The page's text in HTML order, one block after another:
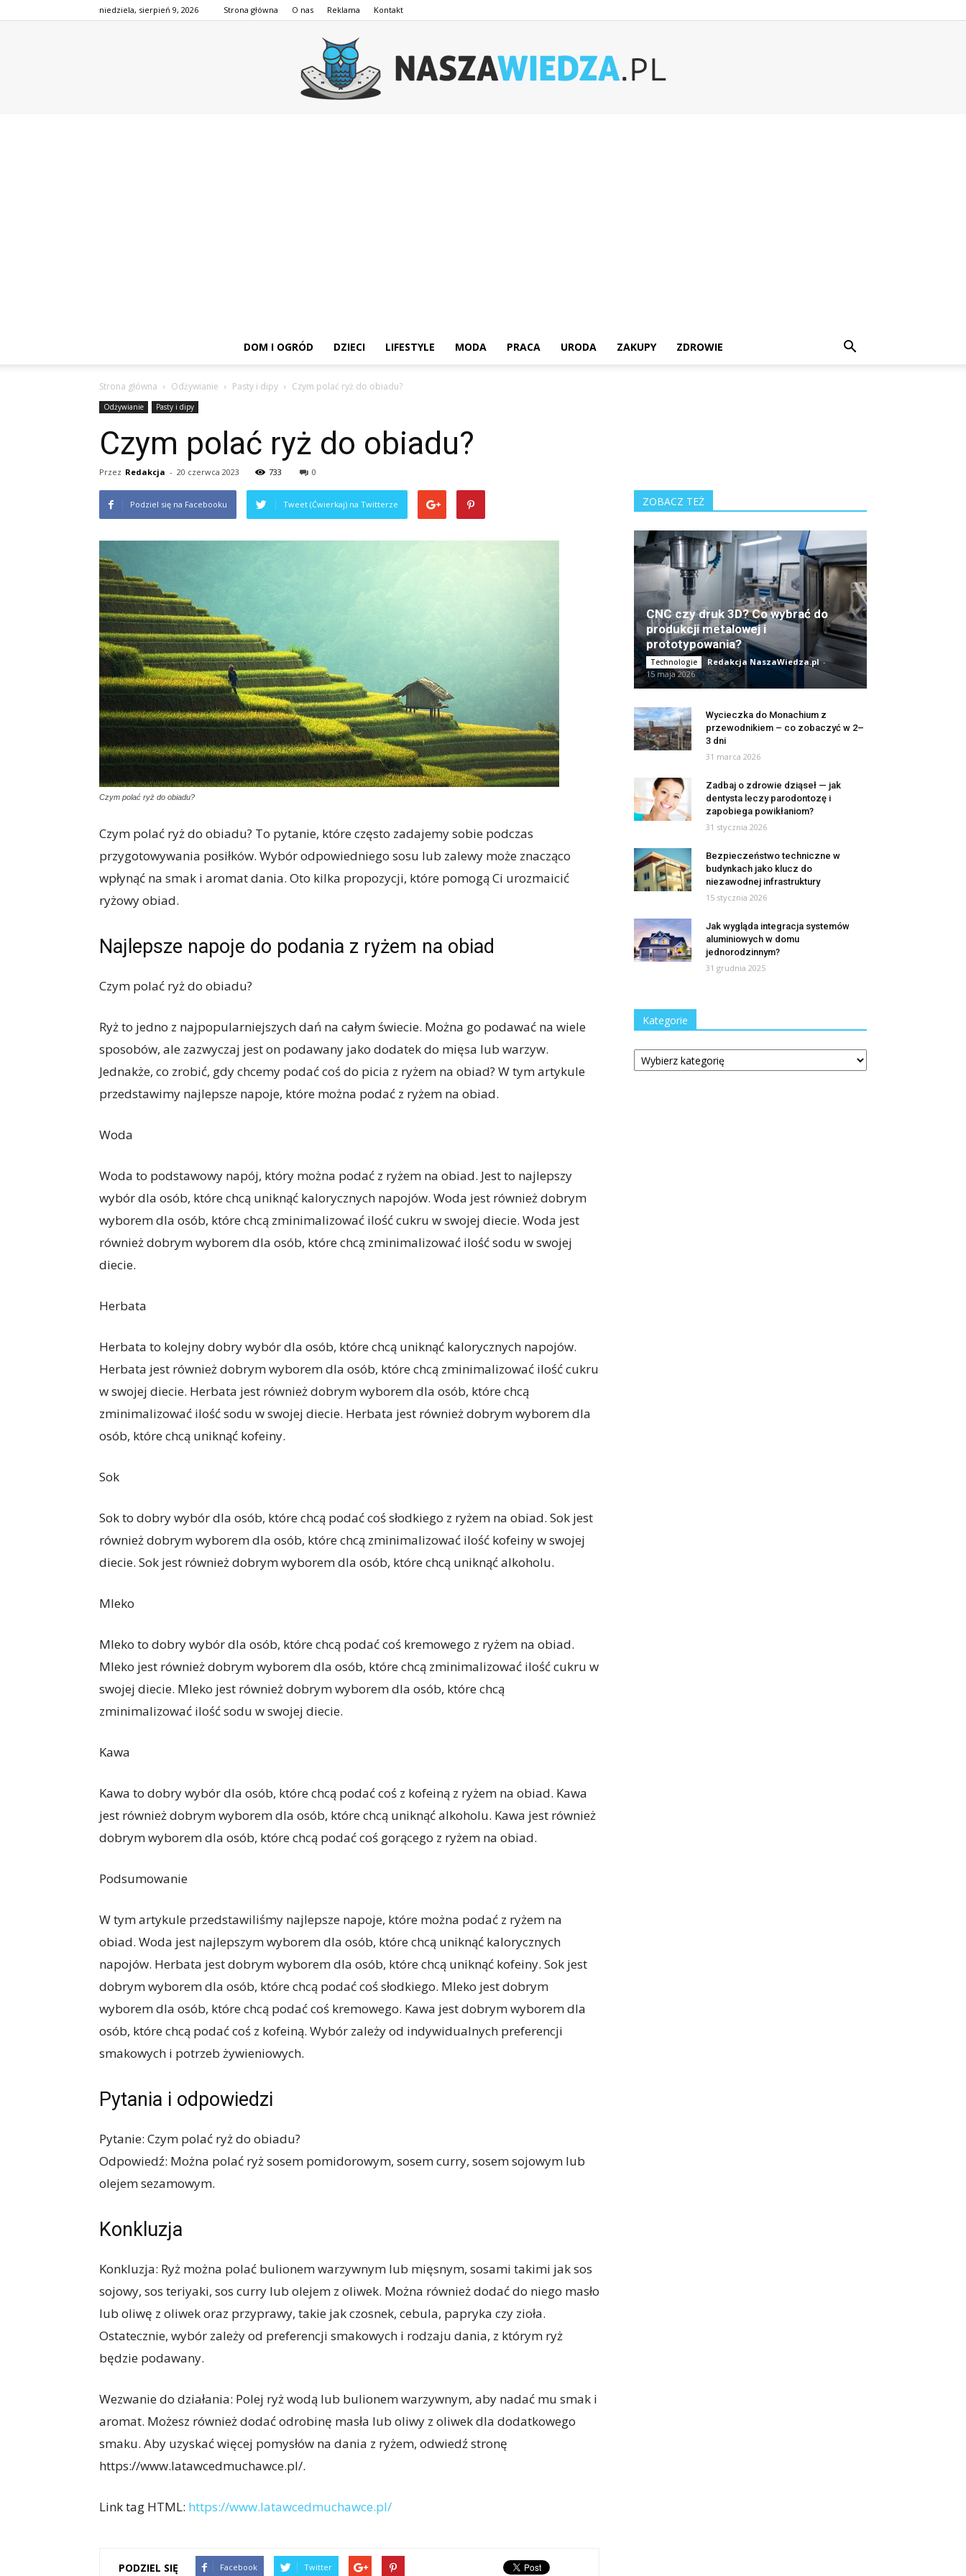
niedziela, sierpień 9, 2026 Strona główna O nas Reklama Kontakt
DOM I OGRÓD DZIECI LIFESTYLE MODA PRACA URODA ZAKUPY ZDROWIE
Strona główna Odżywianie Pasty i dipy Czym polać ryż do obiadu?
Odżywianie Pasty i dipy
Czym polać ryż do obiadu?
Przez Redakcja - 20 czerwca 2023 733 0
Podziel się na Facebooku Tweet (Ćwierkaj) na Twitterze
Czym polać ryż do obiadu?
Czym polać ryż do obiadu? To pytanie, które często zadajemy sobie podczas
przygotowywania posiłków. Wybór odpowiedniego sosu lub zalewy może znacząco
wpłynąć na smak i aromat dania. Oto kilka propozycji, które pomogą Ci urozmaicić
ryżowy obiad.
Najlepsze napoje do podania z ryżem na obiad
Czym polać ryż do obiadu?
Ryż to jedno z najpopularniejszych dań na całym świecie. Można go podawać na wiele
sposobów, ale zazwyczaj jest on podawany jako dodatek do mięsa lub warzyw.
Jednakże, co zrobić, gdy chcemy podać coś do picia z ryżem na obiad? W tym artykule
przedstawimy najlepsze napoje, które można podać z ryżem na obiad.
Woda
Woda to podstawowy napój, który można podać z ryżem na obiad. Jest to najlepszy
wybór dla osób, które chcą uniknąć kalorycznych napojów. Woda jest również dobrym
wyborem dla osób, które chcą zminimalizować ilość cukru w swojej diecie. Woda jest
również dobrym wyborem dla osób, które chcą zminimalizować ilość sodu w swojej
diecie.
Herbata
Herbata to kolejny dobry wybór dla osób, które chcą uniknąć kalorycznych napojów.
Herbata jest również dobrym wyborem dla osób, które chcą zminimalizować ilość cukru
w swojej diecie. Herbata jest również dobrym wyborem dla osób, które chcą
zminimalizować ilość sodu w swojej diecie. Herbata jest również dobrym wyborem dla
osób, które chcą uniknąć kofeiny.
Sok
Sok to dobry wybór dla osób, które chcą podać coś słodkiego z ryżem na obiad. Sok jest
również dobrym wyborem dla osób, które chcą zminimalizować ilość kofeiny w swojej
diecie. Sok jest również dobrym wyborem dla osób, które chcą uniknąć alkoholu.
Mleko
Mleko to dobry wybór dla osób, które chcą podać coś kremowego z ryżem na obiad.
Mleko jest również dobrym wyborem dla osób, które chcą zminimalizować ilość cukru w
swojej diecie. Mleko jest również dobrym wyborem dla osób, które chcą
zminimalizować ilość sodu w swojej diecie.
Kawa
Kawa to dobry wybór dla osób, które chcą podać coś z kofeiną z ryżem na obiad. Kawa
jest również dobrym wyborem dla osób, które chcą uniknąć alkoholu. Kawa jest również
dobrym wyborem dla osób, które chcą podać coś gorącego z ryżem na obiad.
Podsumowanie
W tym artykule przedstawiliśmy najlepsze napoje, które można podać z ryżem na
obiad. Woda jest najlepszym wyborem dla osób, które chcą uniknąć kalorycznych
napojów. Herbata jest dobrym wyborem dla osób, które chcą uniknąć kofeiny. Sok jest
dobrym wyborem dla osób, które chcą podać coś słodkiego. Mleko jest dobrym
wyborem dla osób, które chcą podać coś kremowego. Kawa jest dobrym wyborem dla
osób, które chcą podać coś z kofeiną. Wybór zależy od indywidualnych preferencji
smakowych i potrzeb żywieniowych.
Pytania i odpowiedzi
Pytanie: Czym polać ryż do obiadu?
Odpowiedź: Można polać ryż sosem pomidorowym, sosem curry, sosem sojowym lub
olejem sezamowym.
Konkluzja
Konkluzja: Ryż można polać bulionem warzywnym lub mięsnym, sosami takimi jak sos
sojowy, sos teriyaki, sos curry lub olejem z oliwek. Można również dodać do niego masło
lub oliwę z oliwek oraz przyprawy, takie jak czosnek, cebula, papryka czy zioła.
Ostatecznie, wybór zależy od preferencji smakowych i rodzaju dania, z którym ryż
będzie podawany.
Wezwanie do działania: Polej ryż wodą lub bulionem warzywnym, aby nadać mu smak i
aromat. Możesz również dodać odrobinę masła lub oliwy z oliwek dla dodatkowego
smaku. Aby uzyskać więcej pomysłów na dania z ryżem, odwiedź stronę
https://www.latawcedmuchawce.pl/.
Link tag HTML: https://www.latawcedmuchawce.pl/
PODZIEL SIĘ Facebook Twitter
ZOBACZ TEŻ
CNC czy druk 3D? Co wybrać do
produkcji metalowej i
prototypowania?
Technologie Redakcja NaszaWiedza.pl -
15 maja 2026
Wycieczka do Monachium z
przewodnikiem – co zobaczyć w 2–
3 dni
31 marca 2026
Zadbaj o zdrowie dziąseł — jak
dentysta leczy parodontozę i
zapobiega powikłaniom?
31 stycznia 2026
Bezpieczeństwo techniczne w
budynkach jako klucz do
niezawodnej infrastruktury
15 stycznia 2026
Jak wygląda integracja systemów
aluminiowych w domu
jednorodzinnym?
31 grudnia 2025
Kategorie
Kategorie